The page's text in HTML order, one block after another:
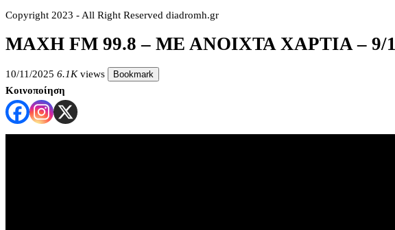
Copyright 2023 - All Right Reserved diadromh.gr
ΜΑΧΗ FM 99.8 – ΜΕ ΑΝΟΙΧΤΑ ΧΑΡΤΙΑ – 9/
10/11/2025 6.1Kviews Bookmark
Κοινοποίηση